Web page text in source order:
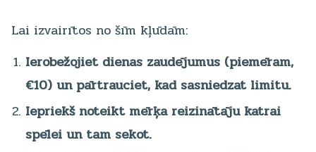
Lai izvairītos no šīm kļūdām:
Ierobežojiet dienas zaudējumus (piemēram,
€10) un pārtrauciet, kad sasniedzat limitu.
Iepriekš noteikt mērķa reizinātāju katrai
spēlei un tam sekot.